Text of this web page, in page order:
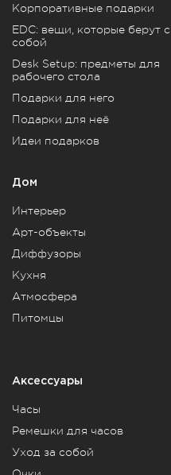
Корпоративные подарки
EDC: вещи, которые берут с
собой
Desk Setup: предметы для
рабочего стола
Подарки для него
Подарки для неё
Идеи подарков
Дом
Интерьер
Арт-объекты
Диффузоры
Кухня
Атмосфера
Питомцы
Аксессуары
Часы
Ремешки для часов
Уход за собой